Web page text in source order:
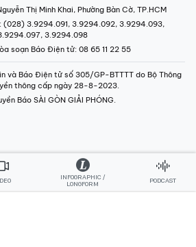
Thị Minh Khai, Phường Bàn Cờ, TP.HCM
: (028) 3.9294.091, 3.9294.092, 3.9294.093,
3.9294.098
soạn Báo Điện tử: 08 65 11 22 55
và Báo Điện tử số 305/GP-BTTTT do Bộ Thông
thông cấp ngày 28-8-2023.
Báo SÀI GÒN GIẢI PHÓNG.
INFOGRAPHIC /
LONGFORM
PODCAST